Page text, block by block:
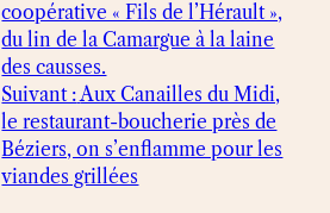
coopérative « Fils de l’Hérault »,
du lin de la Camargue à la laine
des causses.
Suivant : Aux Canailles du Midi,
le restaurant-boucherie près de
Béziers, on s’enflamme pour les
viandes grillées